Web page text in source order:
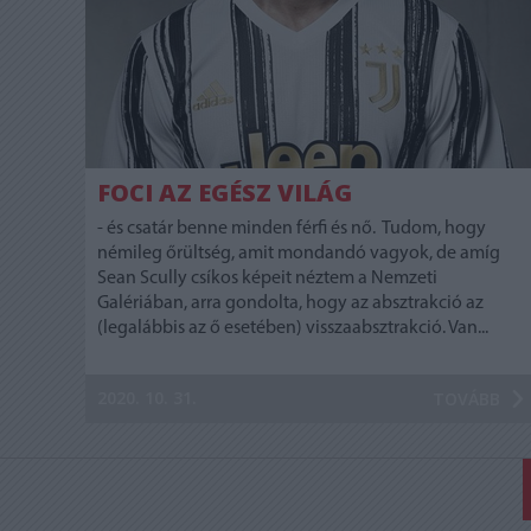
FOCI AZ EGÉSZ VILÁG
- és csatár benne minden férfi és nő. Tudom, hogy
némileg őrültség, amit mondandó vagyok, de amíg
Sean Scully csíkos képeit néztem a Nemzeti
Galériában, arra gondolta, hogy az absztrakció az
(legalábbis az ő esetében) visszaabsztrakció. Van...